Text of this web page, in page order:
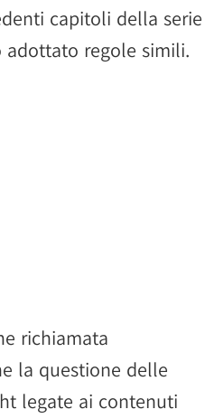
capitoli della serie
adottato regole simili.
richiamata
la questione delle
legate ai contenuti